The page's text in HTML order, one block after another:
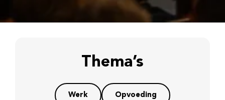
Thema’s
Werk Opvoeding